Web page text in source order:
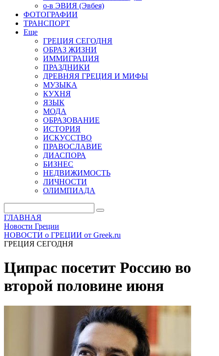
о-в ЭВИЯ (Эвбея)
ФОТОГРАФИИ
ТРАНСПОРТ
Еще
ГРЕЦИЯ СЕГОДНЯ
ОБРАЗ ЖИЗНИ
ИММИГРАЦИЯ
ПРАЗДНИКИ
ДРЕВНЯЯ ГРЕЦИЯ И МИФЫ
МУЗЫКА
КУХНЯ
ЯЗЫК
МОДА
ОБРАЗОВАНИЕ
ИСТОРИЯ
ИСКУССТВО
ПРАВОСЛАВИЕ
ДИАСПОРА
БИЗНЕС
НЕДВИЖИМОСТЬ
ЛИЧНОСТИ
ОЛИМПИАДА
ГЛАВНАЯ
Новости Греции
НОВОСТИ о ГРЕЦИИ от Greek.ru
ГРЕЦИЯ СЕГОДНЯ
Ципрас посетит Россию во
второй половине июня